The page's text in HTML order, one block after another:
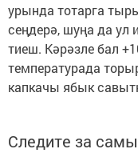
урында тотарга
сеңдерә, шуңа да ул
тиеш. Кәрәзле бал
температурада
капкачы ябык
Следите за